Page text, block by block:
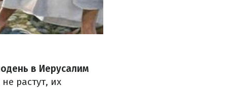
в Иерусалим
растут, их